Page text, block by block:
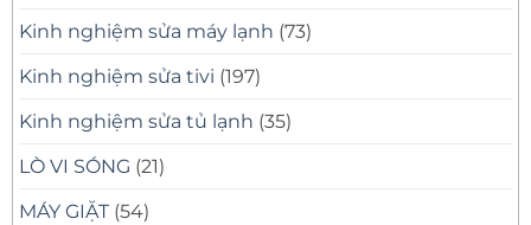
Kinh nghiệm sửa máy lạnh (73)
Kinh nghiệm sửa tivi (197)
Kinh nghiệm sửa tủ lạnh (35)
LÒ VI SÓNG (21)
MÁY GIẶT (54)